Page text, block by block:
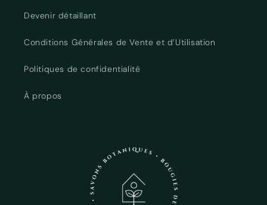
Devenir détaillant
Conditions Générales de Vente et d’Utilisation
Politiques de confidentialité
À propos
des produits à votre liste de souhaits et afficher